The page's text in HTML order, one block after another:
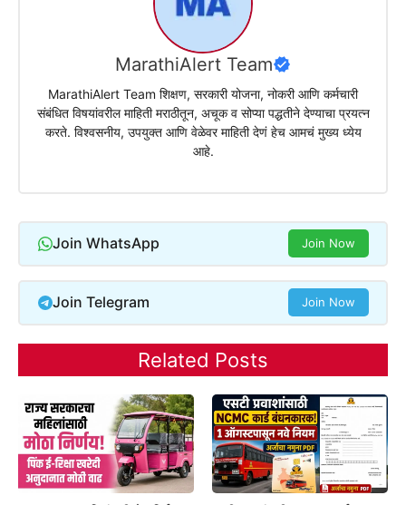
MarathiAlert Team
MarathiAlert Team शिक्षण, सरकारी योजना, नोकरी आणि कर्मचारी
संबंधित विषयांवरील माहिती मराठीतून, अचूक व सोप्या पद्धतीने देण्याचा प्रयत्न
करते. विश्वसनीय, उपयुक्त आणि वेळेवर माहिती देणं हेच आमचं मुख्य ध्येय
आहे.
Join WhatsApp Join Now
Join Telegram Join Now
Related Posts